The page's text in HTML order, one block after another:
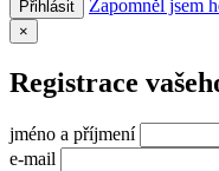
Přihlásit Zapomněl jsem
×
Registrace
jméno a příjmení
e-mail